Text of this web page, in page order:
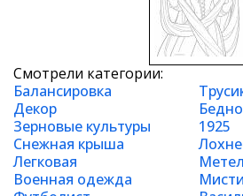
Смотрели категории:
Балансировка
Декор
Зерновые культуры
1925
Снежная крыша
Легковая
Военная одежда